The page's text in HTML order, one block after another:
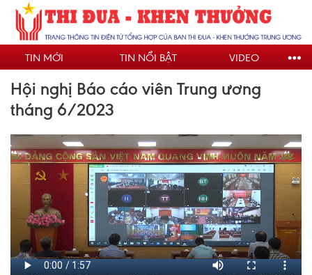
Nhảy
đến
nội
dungTIN MỚI TIN NỔI BẬT VIDEO
Hội nghị Báo cáo viên Trung ương
tháng 6/2023